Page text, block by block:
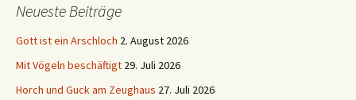
Neueste Beiträge
Gott ist ein Arschloch 2. August 2026
Mit Vögeln beschäftigt 29. Juli 2026
Horch und Guck am Zeughaus 27. Juli 2026